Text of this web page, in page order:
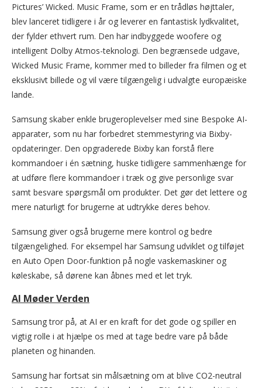
Pictures’ Wicked. Music Frame, som er en trådløs højttaler,
blev lanceret tidligere i år og leverer en fantastisk lydkvalitet,
der fylder ethvert rum. Den har indbyggede woofere og
intelligent Dolby Atmos-teknologi. Den begrænsede udgave,
Wicked Music Frame, kommer med to billeder fra filmen og et
eksklusivt billede og vil være tilgængelig i udvalgte europæiske
lande.
Samsung skaber enkle brugeroplevelser med sine Bespoke AI-
apparater, som nu har forbedret stemmestyring via Bixby-
opdateringer. Den opgraderede Bixby kan forstå flere
kommandoer i én sætning, huske tidligere sammenhænge for
at udføre flere kommandoer i træk og give personlige svar
samt besvare spørgsmål om produkter. Det gør det lettere og
mere naturligt for brugerne at udtrykke deres behov.
Samsung giver også brugerne mere kontrol og bedre
tilgængelighed. For eksempel har Samsung udviklet og tilføjet
en Auto Open Door-funktion på nogle vaskemaskiner og
køleskabe, så dørene kan åbnes med et let tryk.
AI Møder Verden
Samsung tror på, at AI er en kraft for det gode og spiller en
vigtig rolle i at hjælpe os med at tage bedre vare på både
planeten og hinanden.
Samsung har fortsat sin målsætning om at blive CO2-neutral